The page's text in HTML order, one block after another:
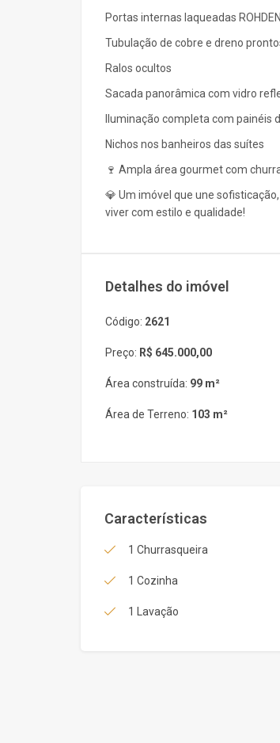
Portas internas laqueadas
Tubulação de cobre e dreno
Ralos ocultos
Sacada panorâmica com vidro
Iluminação completa com painéis
Nichos nos banheiros das suítes
🍷 Ampla área gourmet com
💎 Um imóvel que une
viver com estilo e qualidade!
Detalhes do imóvel
Código: 2621
Preço: R$ 645.000,00
Área construída: 99 m²
Área de Terreno: 103 m²
Características
1 Churrasqueira
1 Cozinha
1 Lavação